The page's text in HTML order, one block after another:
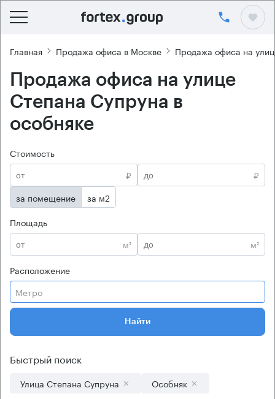
Главная Продажа офиса в Москве Продажа офиса на
Продажа офиса на улице
Степана Супруна в
особняке
Стоимость
₽
₽
за помещение
за м2
Площадь
м²
м²
Расположение
Метро
Найти
Быстрый поиск
Улица Степана Супруна Особняк